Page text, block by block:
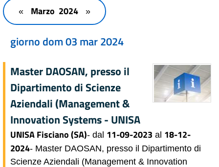
« Marzo 2024 »
giorno dom 03 mar 2024
Master DAOSAN, presso il
Dipartimento di Scienze
Aziendali (Management &
Innovation Systems - UNISA
UNISA Fisciano (SA)- dal 11-09-2023 al 18-12-
2024- Master DAOSAN, presso il Dipartimento di
Scienze Aziendali (Management & Innovation